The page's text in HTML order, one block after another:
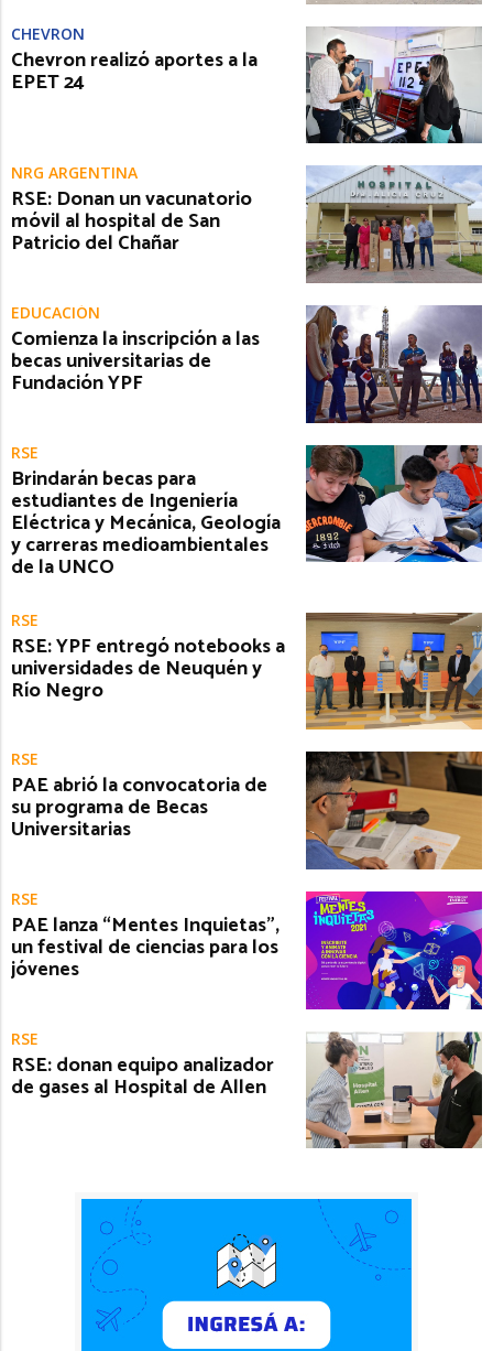
CHEVRON
Chevron realizó aportes a la
EPET 24
NRG ARGENTINA
RSE: Donan un vacunatorio
móvil al hospital de San
Patricio del Chañar
EDUCACIÓN
Comienza la inscripción a las
becas universitarias de
Fundación YPF
RSE
Brindarán becas para
estudiantes de Ingeniería
Eléctrica y Mecánica, Geología
y carreras medioambientales
de la UNCO
RSE
RSE: YPF entregó notebooks a
universidades de Neuquén y
Río Negro
RSE
PAE abrió la convocatoria de
su programa de Becas
Universitarias
RSE
PAE lanza “Mentes Inquietas”,
un festival de ciencias para los
jóvenes
RSE
RSE: donan equipo analizador
de gases al Hospital de Allen